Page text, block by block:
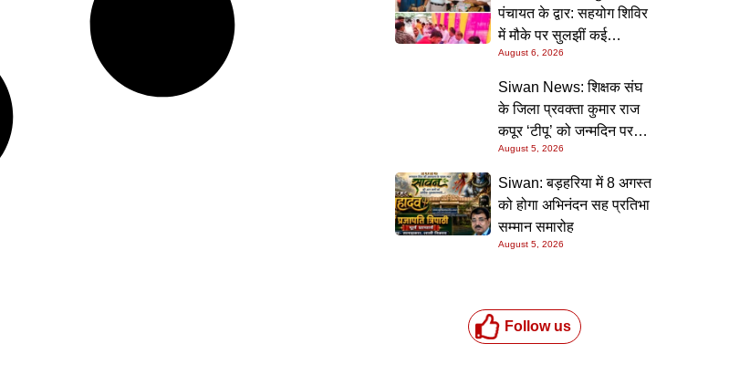
पंचायत के द्वार: सहयोग शिविर
में मौके पर सुलझीं कई
समस्याएं, 30 दिन में समाधान
की गारंटी
August 6, 2026
Siwan News: शिक्षक संघ
के जिला प्रवक्ता कुमार राज
कपूर ‘टीपू’ को जन्मदिन पर
मिली शुभकामनाओं की सौगात
August 5, 2026
Siwan: बड़हरिया में 8 अगस्त
को होगा अभिनंदन सह प्रतिभा
सम्मान समारोह
August 5, 2026
Follow us